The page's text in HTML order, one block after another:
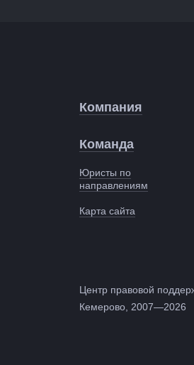
Компания
Команда
Юристы по
направлениям
Карта сайта
Центр правовой
Кемерово, 2007—2026